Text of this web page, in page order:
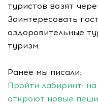
туристов возят
Заинтересовать
оздоровительные
туризм.
Ранее мы писали:
Пройти лабиринт:
откроют новые